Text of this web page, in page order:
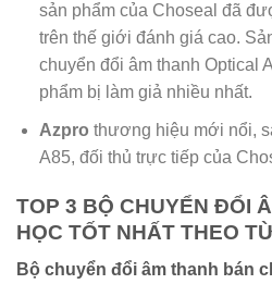
sản phẩm của Choseal đã
trên thế giới đánh giá cao.
chuyển đổi âm thanh Optical
phẩm bị làm giả nhiều nhất.
Azpro thương hiệu mới nổi,
A85, đối thủ trực tiếp của
TOP 3 BỘ CHUYỂN ĐỔI
HỌC TỐT NHẤT THEO
Bộ chuyển đổi âm thanh bán